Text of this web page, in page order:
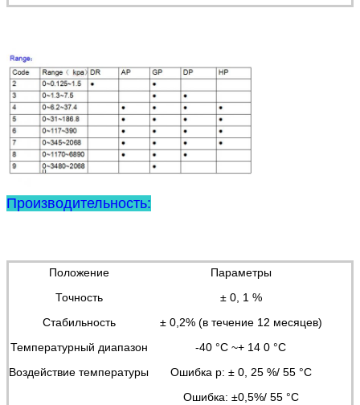
Производительность:
Положение
Параметры
Точность
± 0, 1 %
Стабильность
± 0,2% (в течение 12 месяцев)
Температурный диапазон
-40 °C ~+ 14 0 °C
Воздействие температуры
Ошибка р: ± 0, 25 %/ 55 °C
Ошибка: ±0,5%/ 55 °C